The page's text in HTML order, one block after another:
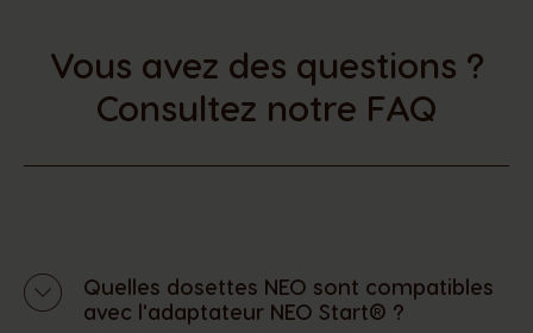
Vous avez des questions ?
Consultez notre FAQ
Quelles dosettes NEO sont compatibles
avec l'adaptateur NEO Start® ?